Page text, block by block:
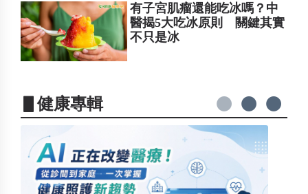
有子宮肌瘤還能吃冰嗎？中
醫揭5大吃冰原則 關鍵其實
不只是冰
▋健康專輯